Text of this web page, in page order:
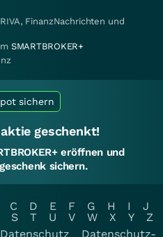
FinanzNachrichten und
SMARTBROKER+
sichern
geschenkt!
eröffnen und
sichern.
C D E F G H I
J
S T U V W X Y
Z
Datenschutz
Datenschutz-